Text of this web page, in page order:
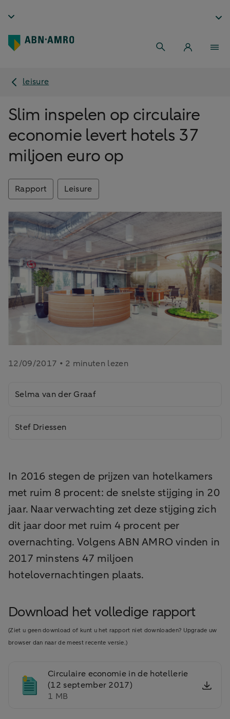
leisure
Slim inspelen op circulaire
economie levert hotels 37
miljoen euro op
Rapport Leisure
12/09/2017 • 2 minuten lezen
Selma van der Graaf
Stef Driessen
In 2016 stegen de prijzen van hotelkamers
met ruim 8 procent: de snelste stijging in 20
jaar. Naar verwachting zet deze stijging zich
dit jaar door met ruim 4 procent per
overnachting. Volgens ABN AMRO vinden in
2017 minstens 47 miljoen
hotelovernachtingen plaats.
Download het volledige rapport
(Ziet u geen download of kunt u het rapport niet downloaden? Upgrade uw
browser dan naar de meest recente versie.)
Circulaire economie in de hotellerie
(12 september 2017)
1 MB